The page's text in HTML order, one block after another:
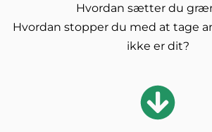
Hvordan sætter du
Hvordan stopper du med at tage
ikke er dit?